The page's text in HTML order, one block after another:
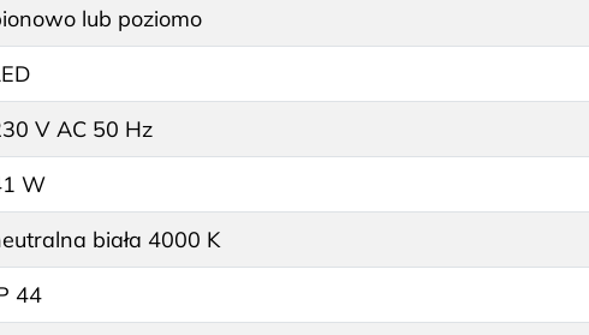
lub poziomo
V AC 50 Hz
W
biała 4000 K
44